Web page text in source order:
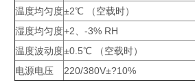
温度均匀度±2℃ （空载时）
湿度均匀度+2、-3% RH
温度波动度±0.5℃ （空载时）
电源电压
220/380V±?10%